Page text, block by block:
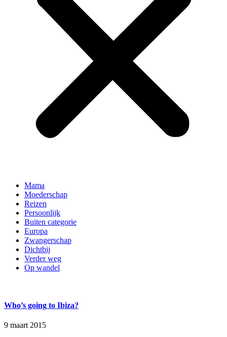
Mama
Moederschap
Reizen
Persoonlijk
Buiten categorie
Europa
Zwangerschap
Dichtbij
Verder weg
Op wandel
Who’s going to Ibiza?
9 maart 2015